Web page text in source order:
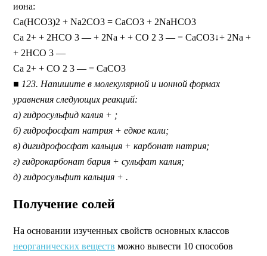
иона:
Са(НСO3)2 + Na2CO3 = СаСО3 + 2NaHCO3
Са 2+ + 2НСO 3 — + 2Na + + СО 2 3 — = CaCO3↓+ 2Na +
+ 2НСO 3 —
Ca 2+ + CO 2 3 — = CaCO3
■ 123. Напишите в молекулярной и ионной формах
уравнения следующих реакций:
а) гидросульфид калия + ;
б) гидрофосфат натрия + едкое кали;
в) дигидрофосфат кальция + карбонат натрия;
г) гидрокарбонат бария + сульфат калия;
д) гидросульфит кальция + .
Получение солей
На основании изученных свойств основных классов
неорганических веществ можно вывести 10 способов